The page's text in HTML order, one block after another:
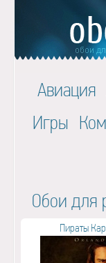
Авиация
Игры
Обои для
Пираты